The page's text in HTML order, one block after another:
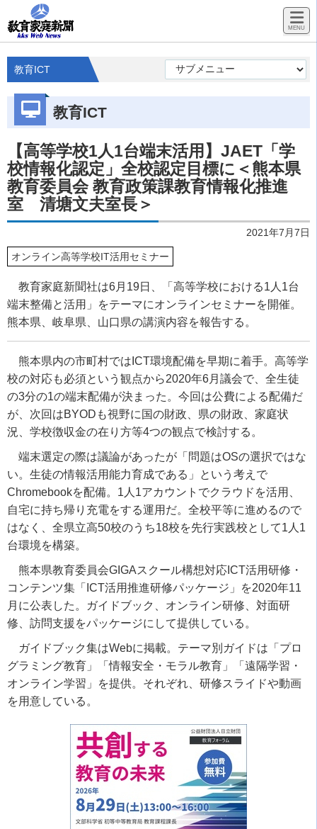
教育ICT
教育ICT
【高等学校1人1台端末活用】JAET「学
校情報化認定」全校認定目標に＜熊本県
教育委員会 教育政策課教育情報化推進
室 清塘文夫室長＞
2021年7月7日
オンライン高等学校IT活用セミナー
教育家庭新聞社は6月19日、「高等学校における1人1台
端末整備と活用」をテーマにオンラインセミナーを開催。
熊本県、岐阜県、山口県の講演内容を報告する。
熊本県内の市町村では ICT環境配備を早期に着手。高等学
校の対応も必須という観点から2020年6月議会で、全生徒
の3分の1の端末配備が決まった。今回は公費による配備だ
が、次回はBYOD も視野に国の財政、県の財政、家庭状
況、学校徴収金の在り方等4つの観点で検討する。
端末選定の際は議論があったが「問題はOSの選択ではな
い。生徒の情報活用能力育成である」という考えで
Chromebookを配備。 1 人 1アカウントでクラウドを活用、
自宅に持ち帰り充電をする運用だ。全校平等に進めるので
はなく、全県立高50校のうち18校を先行実践校として1 人 1
台環境を構築。
熊本県教育委員会GIGAスクール構想対応 ICT活用研修・
コンテンツ集「 ICT活用推進研修パッケージ」を2020年11
月に公表した。ガイドブック、オンライン研修、対面研
修、訪問支援をパッケージにして提供している。
ガイドブック集はWebに掲載。テーマ別ガイドは「プロ
グラミング教育」「情報安全・モラル教育」「遠隔学習・
オンライン学習」を提供。それぞれ、研修スライドや動画
を用意している。